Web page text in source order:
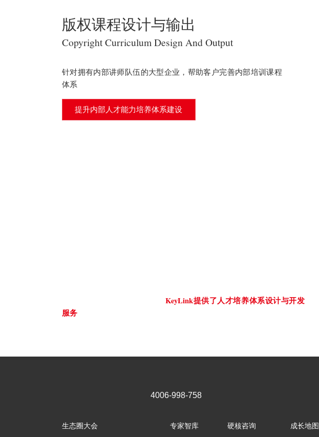
版权课程设计与输出
Copyright Curriculum Design And Output
针对拥有内部讲师队伍的大型企业，帮助客户完善内部培训课程
体系
提升内部人才能力培养体系建设
同的模式；针对这样的情况，KeyLink提供了人才培养体系设计与开发
服务
4006-998-758
生态圈大会 专家智库 硬核咨询 成长地图